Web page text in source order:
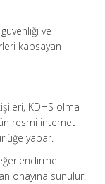
ve
kapsayan
KDHS olma
resmi internet
yapar.
onayına sunulur.